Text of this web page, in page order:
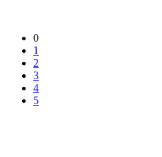
0
1
2
3
4
5